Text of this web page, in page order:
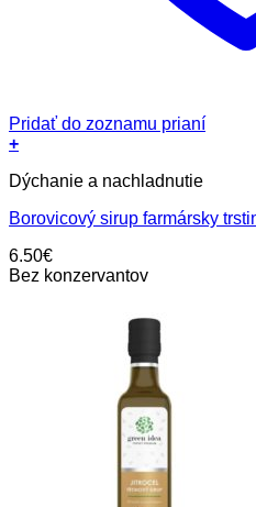
Pridať do zoznamu prianí
+
Dýchanie a nachladnutie
Borovicový sirup farmársky
6.50€
Bez konzervantov